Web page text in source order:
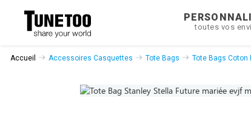
toutes vos
Accueil Accessoires Casquettes Tote Bags Tote Bags Coton